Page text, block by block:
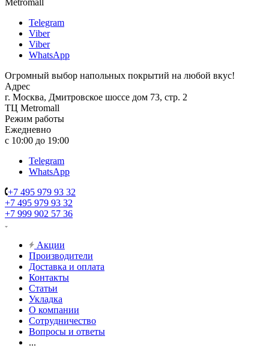
Metromall
Telegram
Viber
Viber
WhatsApp
Огромный выбор напольных покрытий на любой вкус!
Адрес
г. Москва, Дмитровское шоссе дом 73, стр. 2
ТЦ Metromall
Режим работы
Ежедневно
с 10:00 до 19:00
Telegram
WhatsApp
+7 495 979 93 32
+7 495 979 93 32
+7 999 902 57 36
Акции
Производители
Доставка и оплата
Контакты
Статьи
Укладка
О компании
Сотрудничество
Вопросы и ответы
...